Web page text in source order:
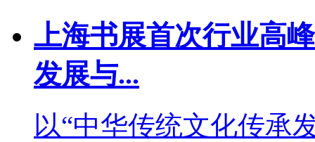
上海书展首次行业高
发展与...
以“中华传统文化传承